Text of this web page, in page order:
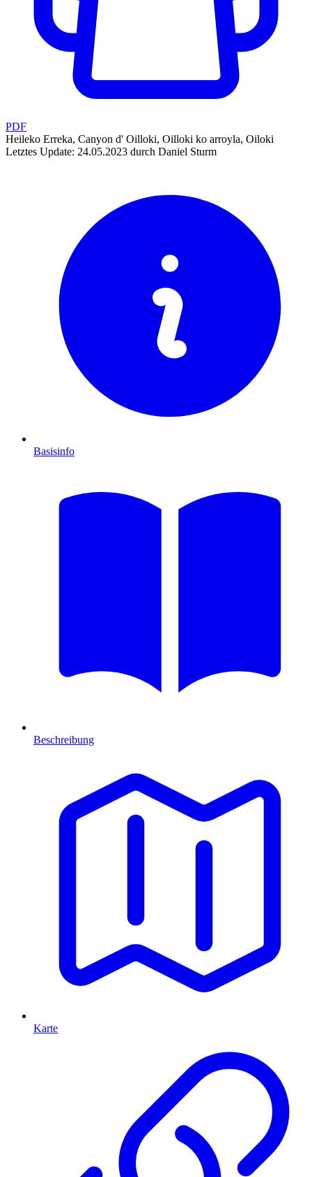
PDF
Heileko Erreka, Canyon d' Oilloki, Oilloki ko arroyla, Oiloki
Letztes Update: 24.05.2023 durch Daniel Sturm
Basisinfo
Beschreibung
Karte